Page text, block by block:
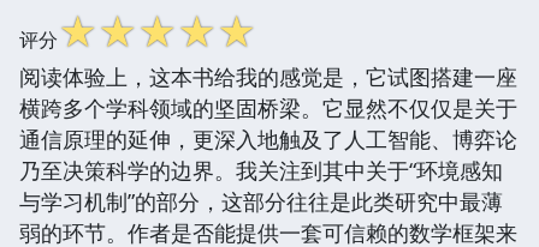
评分☆☆☆☆☆
阅读体验上，这本书给我的感觉是，它试图搭建一座
横跨多个学科领域的坚固桥梁。它显然不仅仅是关于
通信原理的延伸，更深入地触及了人工智能、博弈论
乃至决策科学的边界。我关注到其中关于“环境感知
与学习机制”的部分，这部分往往是此类研究中最薄
弱的环节。作者是否能提供一套可信赖的数学框架来